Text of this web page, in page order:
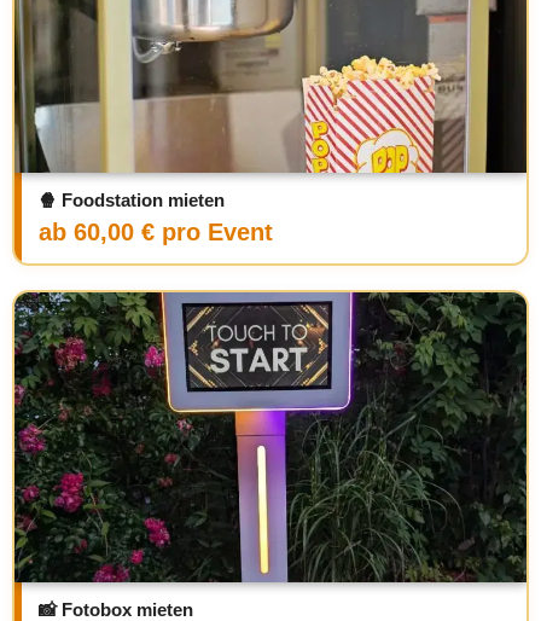
🍿 Foodstation mieten
ab 60,00 € pro Event
📸 Fotobox mieten